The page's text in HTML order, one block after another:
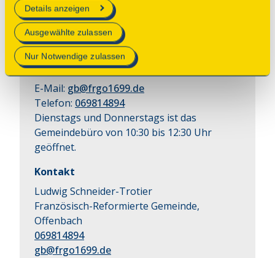
Mehr Informationen finden Sie in unserer
Datenschutzerklärung.
Details anzeigen
Ausgewählte zulassen
Nur Notwendige zulassen
schlichten Fassade verbirgt sich ein Ort
voller Geschichte, der für Mut, Neuanfang
und religiöse Toleranz steht.
Anmeldung
E-Mail: gb@frgo1699.de
Telefon: 069814894
Dienstags und Donnerstags ist das
Gemeindebüro von 10:30 bis 12:30 Uhr
geöffnet.
Kontakt
Ludwig Schneider-Trotier
Französisch-Reformierte Gemeinde,
Offenbach
069814894
gb@frgo1699.de